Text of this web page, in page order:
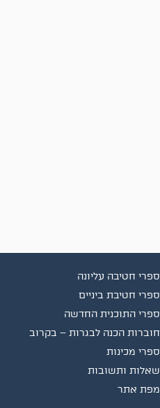
ספרי חטיבה עליונה
ספרי חטיבת ביניים
ספרי התוכנית החדשה
חוברות הכנה לבגרות – בקרוב
ספרי מכינות
שאלות ותשובות
מפת אתר